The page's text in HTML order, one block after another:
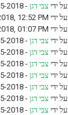
ידי צבי דגן - 02-15-2018, 12:23 PM
ידי 12:52 PM
ידי 01:07 PM
ידי צבי דגן - 02-15-2018, 01:20 PM
ידי צבי דגן - 02-15-2018, 03:21 PM
ידי צבי דגן - 02-15-2018, 05:46 PM
ידי צבי דגן - 02-15-2018, 06:01 PM
ידי צבי דגן - 02-15-2018, 10:03 PM
ידי צבי דגן - 02-15-2018, 10:13 PM
ידי צבי דגן - 02-15-2018, 10:33 PM